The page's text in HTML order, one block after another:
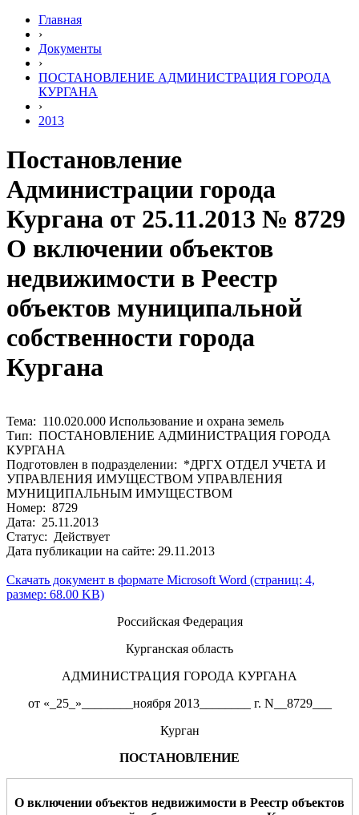
Главная
›
Документы
›
ПОСТАНОВЛЕНИЕ АДМИНИСТРАЦИЯ ГОРОДА
КУРГАНА
›
2013
Постановление
Администрации города
Кургана от 25.11.2013 № 8729
О включении объектов
недвижимости в Реестр
объектов муниципальной
собственности города
Кургана
Тема: 110.020.000 Использование и охрана земель
Тип: ПОСТАНОВЛЕНИЕ АДМИНИСТРАЦИЯ ГОРОДА
КУРГАНА
Подготовлен в подразделении: *ДРГХ ОТДЕЛ УЧЕТА И
УПРАВЛЕНИЯ ИМУЩЕСТВОМ УПРАВЛЕНИЯ
МУНИЦИПАЛЬНЫМ ИМУЩЕСТВОМ
Номер: 8729
Дата: 25.11.2013
Статус: Действует
Дата публикации на сайте: 29.11.2013
Скачать документ в формате Microsoft Word (страниц: 4,
размер: 68.00 KB)
Российская Федерация
Курганская область
АДМИНИСТРАЦИЯ ГОРОДА КУРГАНА
от «_25_»________ноября 2013________ г. N__8729___
Курган
ПОСТАНОВЛЕНИЕ
О включении объектов недвижимости в Реестр объектов